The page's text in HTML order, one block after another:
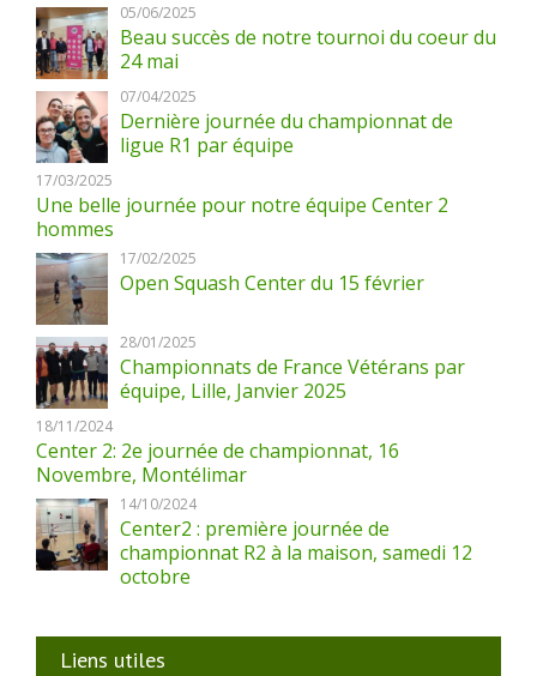
05/06/2025
Beau succès de notre tournoi du coeur du
24 mai
07/04/2025
Dernière journée du championnat de
ligue R1 par équipe
17/03/2025
Une belle journée pour notre équipe Center 2
hommes
17/02/2025
Open Squash Center du 15 février
28/01/2025
Championnats de France Vétérans par
équipe, Lille, Janvier 2025
18/11/2024
Center 2: 2e journée de championnat, 16
Novembre, Montélimar
14/10/2024
Center2 : première journée de
championnat R2 à la maison, samedi 12
octobre
Liens utiles